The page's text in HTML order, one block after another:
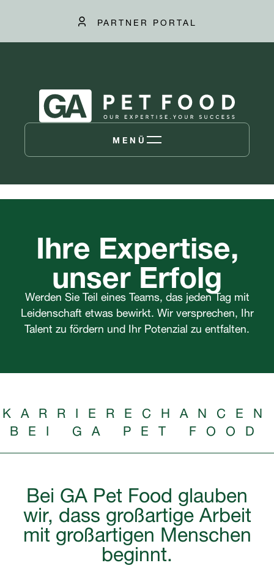
PARTNER PORTAL
MENÜ
Ihre Expertise,
unser Erfolg
Werden Sie Teil eines Teams, das jeden Tag mit
Leidenschaft etwas bewirkt. Wir versprechen, Ihr
Talent zu fördern und Ihr Potenzial zu entfalten.
KARRIERECHANCEN
BEI GA PET FOOD
Bei GA Pet Food glauben
wir, dass großartige Arbeit
mit großartigen Menschen
beginnt.